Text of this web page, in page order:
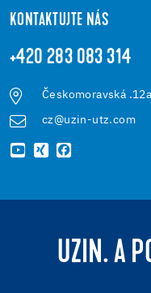
KONTAKTUJTE NÁS
+420 283 083 314
Českomoravská
cz@uzin-utz.com
UZIN. A